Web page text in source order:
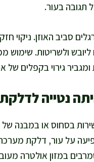
תגובה בעור.
סביב האוזן. ניקוי
ליובש ולשריטות. שימוש
גירוי בקפלים של
נטייה
בסחוס או במבנה
על עור, דלקת
במזון אולטרה